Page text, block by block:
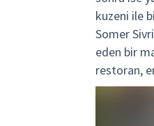
kuzeni ile
Somer
eden bir
restoran,